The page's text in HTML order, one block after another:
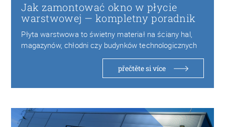
Jak zamontować okno w płycie
warstwowej — kompletny poradnik
Płyta warstwowa to świetny materiał na ściany hal,
magazynów, chłodni czy budynków technologicznych
přečtěte si více